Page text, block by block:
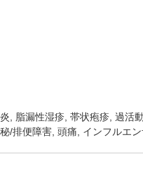
脂漏性湿疹 帯状疱疹 過活
/排便障害, 頭痛, インフルエ